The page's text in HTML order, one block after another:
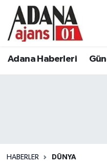
Adana Haberleri
HABERLER DÜNYA
Adana Haberleri
Adana Nöbetçi